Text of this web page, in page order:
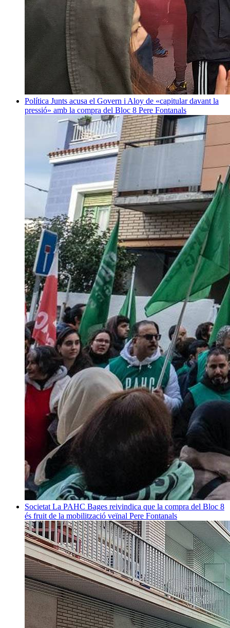
Política Junts acusa el Govern i Aloy de «capitular davant la
pressió» amb la compra del Bloc 8 Pere Fontanals
Societat La PAHC Bages reivindica que la compra del Bloc 8
és fruit de la mobilització veïnal Pere Fontanals